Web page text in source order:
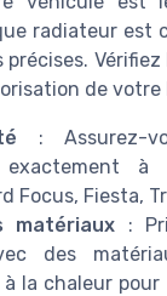
radiateur est
précises.
de votre
: Assurez-
exactement
Focus, Fiesta,
matériaux :
des
la chaleur